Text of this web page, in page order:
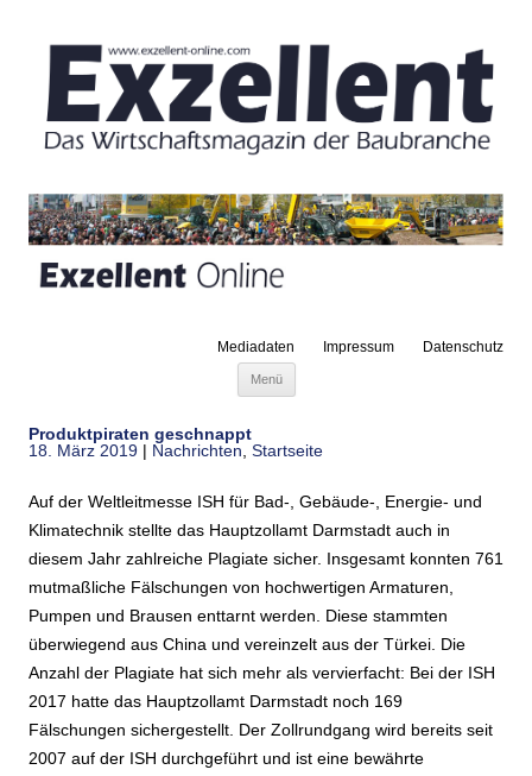
Mediadaten Impressum Datenschutz
Menü
Produktpiraten geschnappt
18. März 2019 | Nachrichten Startseite
Auf der Weltleitmesse ISH für Bad-, Gebäude-, Energie- und
Klimatechnik stellte das Hauptzollamt Darmstadt auch in
diesem Jahr zahlreiche Plagiate sicher. Insgesamt konnten 761
mutmaßliche Fälschungen von hochwertigen Armaturen,
Pumpen und Brausen enttarnt werden. Diese stammten
überwiegend aus China und vereinzelt aus der Türkei. Die
Anzahl der Plagiate hat sich mehr als vervierfacht: Bei der ISH
2017 hatte das Hauptzollamt Darmstadt noch 169
Fälschungen sichergestellt. Der Zollrundgang wird bereits seit
2007 auf der ISH durchgeführt und ist eine bewährte